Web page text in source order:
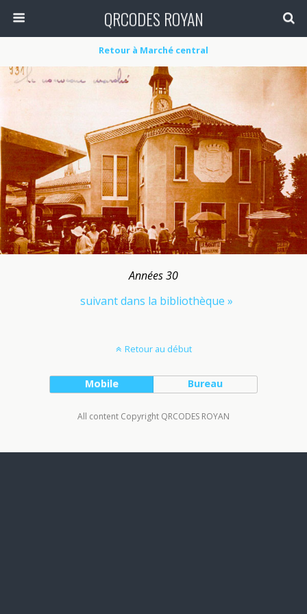
QRCODES ROYAN
Retour à Marché central
Années 30
suivant dans la bibliothèque »
Retour au début
Mobile Bureau
All content Copyright QRCODES ROYAN